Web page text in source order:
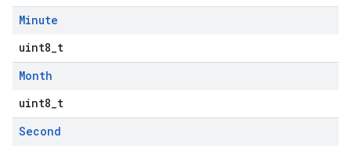
Minute
uint8_t
Month
uint8_t
Second